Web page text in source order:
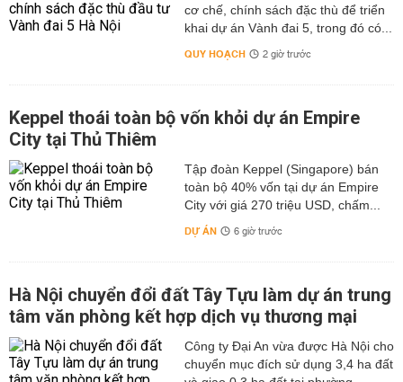
cơ chế, chính sách đặc thù để triển
khai dự án Vành đai 5, trong đó có...
QUY HOẠCH 2 giờ trước
Keppel thoái toàn bộ vốn khỏi dự án Empire
City tại Thủ Thiêm
Tập đoàn Keppel (Singapore) bán
toàn bộ 40% vốn tại dự án Empire
City với giá 270 triệu USD, chấm...
DỰ ÁN 6 giờ trước
Hà Nội chuyển đổi đất Tây Tựu làm dự án trung
tâm văn phòng kết hợp dịch vụ thương mại
Công ty Đại An vừa được Hà Nội cho
chuyển mục đích sử dụng 3,4 ha đất